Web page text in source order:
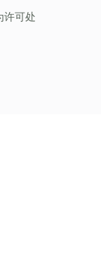
许可处